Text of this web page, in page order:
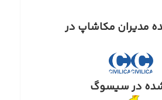
مدیران مکاشاپ در
شده در سیسوگ